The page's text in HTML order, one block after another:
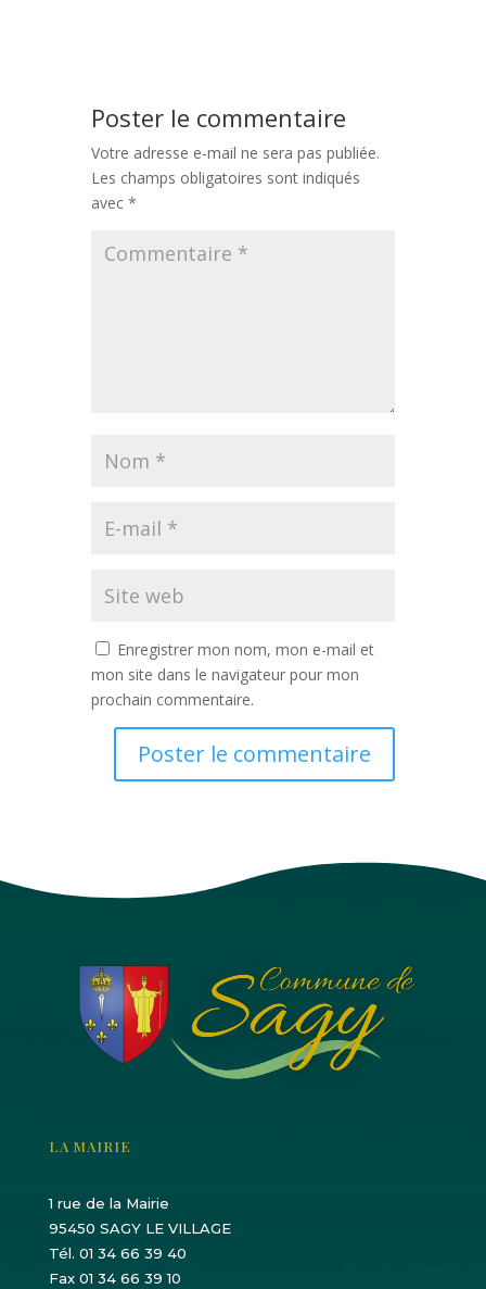
Poster le commentaire
Votre adresse e-mail ne sera pas publiée.
Les champs obligatoires sont indiqués
avec *
Enregistrer mon nom, mon e-mail et
mon site dans le navigateur pour mon
prochain commentaire.
LA MAIRIE
1 rue de la Mairie
95450 SAGY LE VILLAGE
Tél. 01 34 66 39 40
Fax 01 34 66 39 10